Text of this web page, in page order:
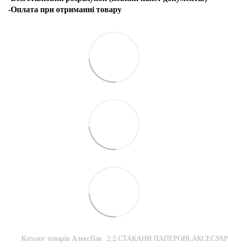
-Оплата при отриманні товару
Каталог товарів АлексПак 2.2.СТАКАНИ